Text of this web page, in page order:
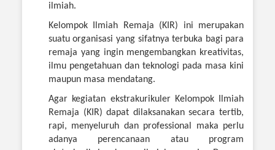
ilmiah.
Kelompok Ilmiah Remaja (KIR) ini merupakan
suatu organisasi yang sifatnya terbuka bagi para
remaja yang ingin mengembangkan kreativitas,
ilmu pengetahuan dan teknologi pada masa kini
maupun masa mendatang.
Agar kegiatan ekstrakurikuler Kelompok Ilmiah
Remaja (KIR) dapat dilaksanakan secara tertib,
rapi, menyeluruh dan professional maka perlu
adanya perencanaan atau program